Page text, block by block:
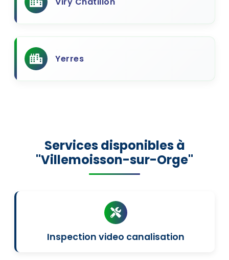
Yerres
Services disponibles à
"Villemoisson-sur-Orge"
Inspection video canalisation